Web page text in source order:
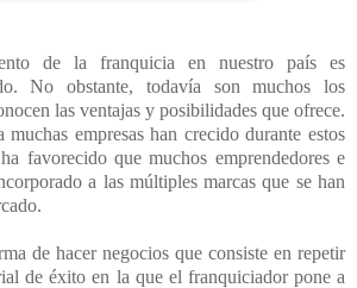
de la franquicia en nuestro país es
No obstante, todavía son muchos los
las ventajas y posibilidades que ofrece.
muchas empresas han crecido durante estos
favorecido que muchos emprendedores e
a las múltiples marcas que se han
de hacer negocios que consiste en repetir
de éxito en la que el franquiciador pone a